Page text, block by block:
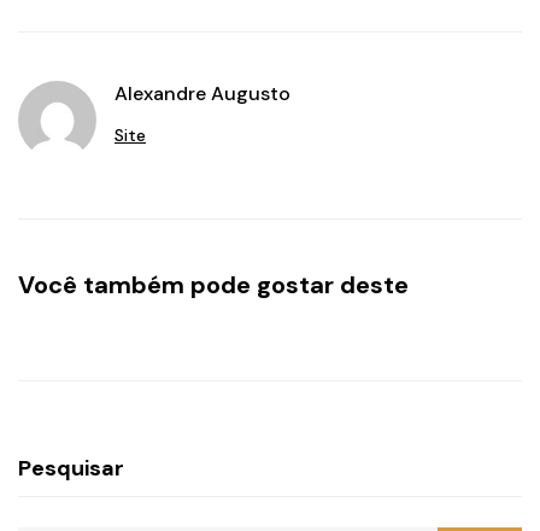
Alexandre Augusto
Site
Você também pode gostar deste
Pesquisar